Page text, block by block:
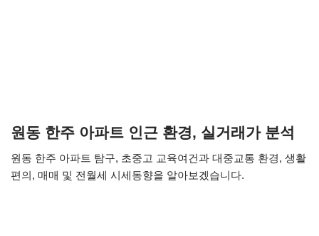
원동 한주 아파트 인근 환경, 실거래가 분석
원동 한주 아파트 탐구, 초중고 교육여건과 대중교통 환경, 생활
편의, 매매 및 전월세 시세동향을 알아보겠습니다.